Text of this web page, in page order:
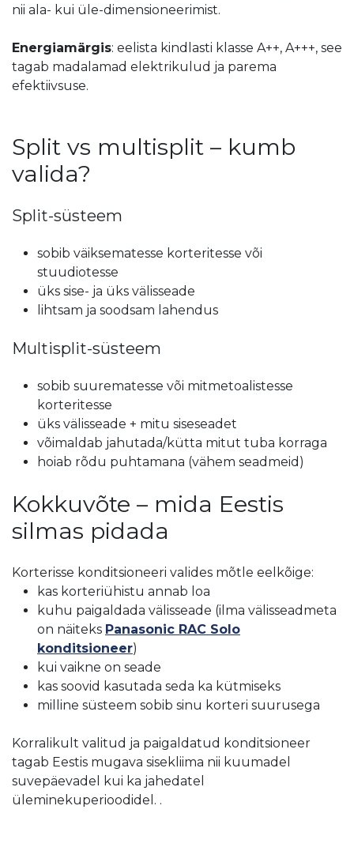
nii ala- kui üle-dimensioneerimist.
Energiamärgis: eelista kindlasti klasse A++, A+++, see
tagab madalamad elektrikulud ja parema
efektiivsuse.
Split vs multisplit – kumb
valida?
Split-süsteem
sobib väiksematesse korteritesse või
stuudiotesse
üks sise- ja üks välisseade
lihtsam ja soodsam lahendus
Multisplit-süsteem
sobib suurematesse või mitmetoalistesse
korteritesse
üks välisseade + mitu siseseadet
võimaldab jahutada/kütta mitut tuba korraga
hoiab rõdu puhtamana (vähem seadmeid)
Kokkuvõte – mida Eestis
silmas pidada
Korterisse konditsioneeri valides mõtle eelkõige:
kas korteriühistu annab loa
kuhu paigaldada välisseade (ilma välisseadmeta
on näiteks Panasonic RAC Solo
konditsioneer)
kui vaikne on seade
kas soovid kasutada seda ka kütmiseks
milline süsteem sobib sinu korteri suurusega
Korralikult valitud ja paigaldatud konditsioneer
tagab Eestis mugava sisekliima nii kuumadel
suvepäevadel kui ka jahedatel
üleminekuperioodidel. .